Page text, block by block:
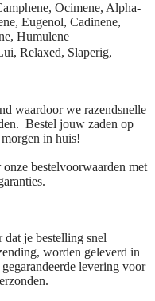
Ocimene, Alpha-
Eugenol, Cadinene,
Humulene
Relaxed, Slaperig,
waardoor we razendsnelle
Bestel jouw zaden op
in huis!
bestelvoorwaarden met
je bestelling snel
worden geleverd in
levering voor